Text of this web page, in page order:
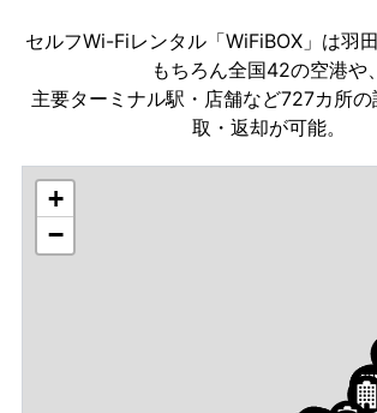
セルフWi-Fiレンタル「WiFiBOX」は羽
もちろん全国42の空港や、
主要ターミナル駅・店舗など727カ所
取・返却が可能。
+
−